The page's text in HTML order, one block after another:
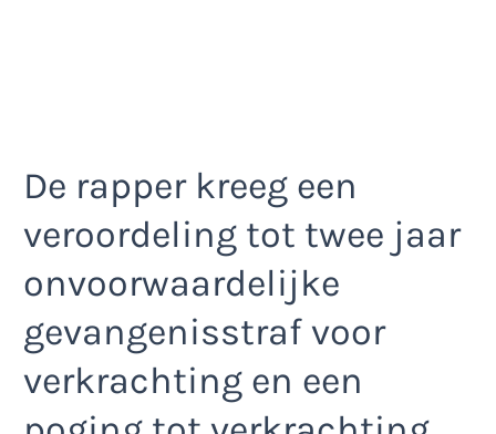
De rapper kreeg een
veroordeling tot twee jaar
onvoorwaardelijke
gevangenisstraf voor
verkrachting en een